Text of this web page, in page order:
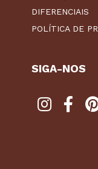
DIFERENCIAIS
POLÍTICA DE
SIGA-NOS